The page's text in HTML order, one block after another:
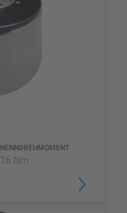
NENNDREHMOMENT
16 Nm